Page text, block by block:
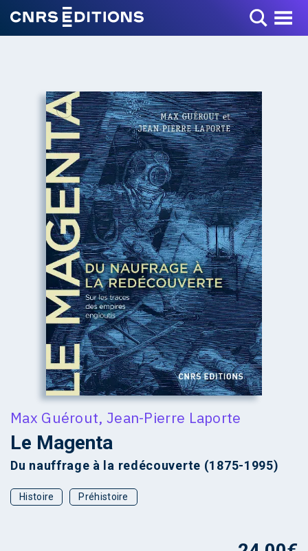
Toggle Menu
+
Max Guérout, Jean-Pierre Laporte
Le Magenta
Du nauffrage à la redécouverte (1875-1995)
Histoire Préhistoire